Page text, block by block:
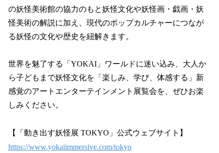
の妖怪美術館の協力のもと妖怪文化や妖怪画・戯画・妖
怪美術の解説に加え、現代のポップカルチャーにつなが
る妖怪の文化や歴史を紐解きます。
世界を魅了する「YOKAI」ワールドに迷い込み、大人か
ら子どもまで妖怪文化を「楽しみ、学び、体感する」新
感覚のアートエンターテインメント展覧会を、ぜひお楽
しみください。
【「動き出す妖怪展 TOKYO」公式ウェブサイト】
https://www.yokaiimmersive.com/tokyo